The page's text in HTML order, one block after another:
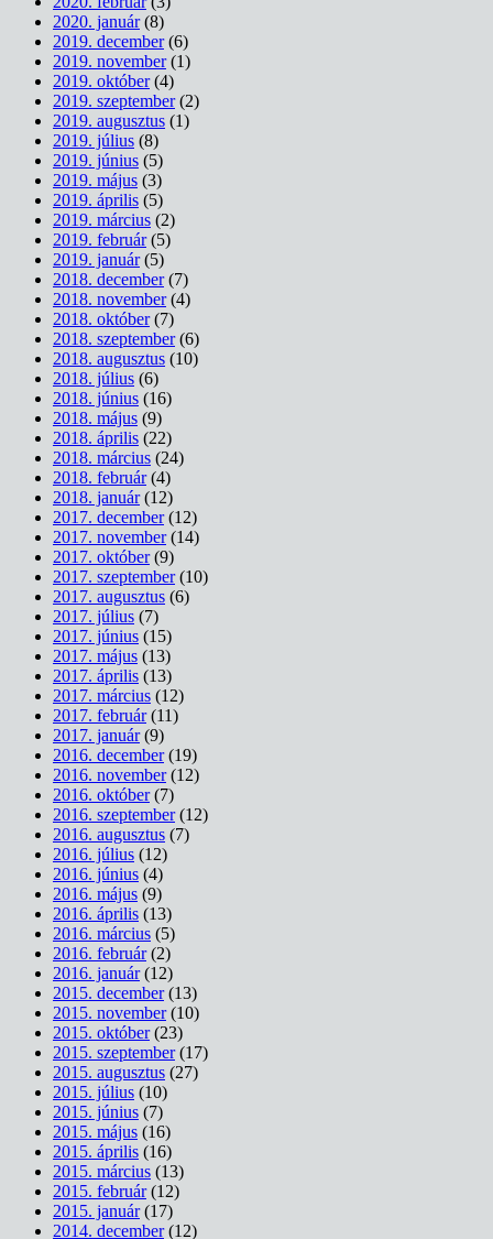
2020. január(8)
2019. december(6)
2019. november(1)
2019. október(4)
2019. szeptember(2)
2019. augusztus (1)
2019. július (8)
2019. június (5)
2019. május (3)
2019. április (5)
2019. március (2)
2019. február(5)
2019. január(5)
2018. december(7)
2018. november(4)
2018. október(7)
2018. szeptember(6)
2018. augusztus (10)
2018. július (6)
2018. június (16)
2018. május (9)
2018. április (22)
2018. március (24)
2018. február(4)
2018. január(12)
2017. december(12)
2017. november(14)
2017. október(9)
2017. szeptember(10)
2017. augusztus (6)
2017. július (7)
2017. június (15)
2017. május (13)
2017. április (13)
2017. március (12)
2017. február(11)
2017. január(9)
2016. december(19)
2016. november(12)
2016. október(7)
2016. szeptember(12)
2016. augusztus (7)
2016. július (12)
2016. június (4)
2016. május (9)
2016. április (13)
2016. március (5)
2016. február(2)
2016. január(12)
2015. december(13)
2015. november(10)
2015. október(23)
2015. szeptember(17)
2015. augusztus (27)
2015. július (10)
2015. június (7)
2015. május (16)
2015. április (16)
2015. március (13)
2015. február(12)
2015. január(17)
2014. december(12)